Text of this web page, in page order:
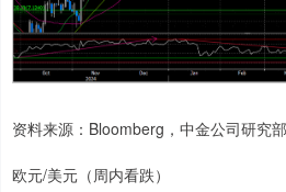
资料来源：Bloomberg，中金公司研究部
欧元/美元（周内看跌）